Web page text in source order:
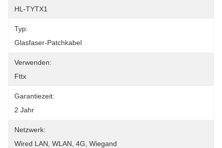
HL-TYTX1
Typ:
Glasfaser-Patchkabel
Verwenden:
Fttx
Garantiezeit:
2 Jahr
Netzwerk:
Wired LAN, WLAN, 4G, Wiegand